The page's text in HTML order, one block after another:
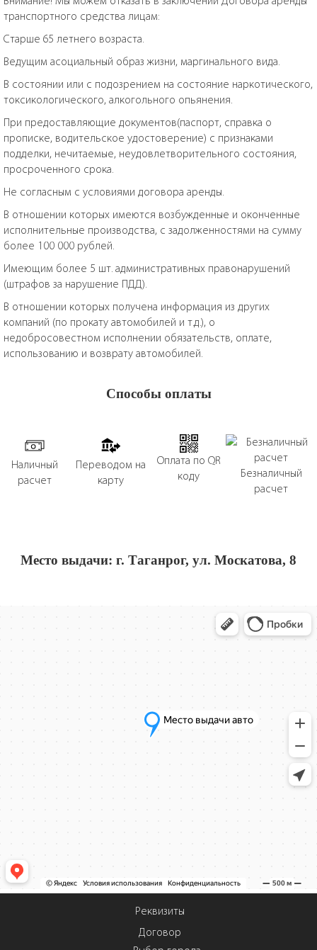
транспортного средства лицам:
Старше 65 летнего возраста.
Ведущим асоциальный образ жизни, маргинального вида.
В состоянии или с подозрением на состояние наркотического,
токсикологического, алкогольного опьянения.
При предоставляющие документов(паспорт, справка о
прописке, водительское удостоверение) с признаками
подделки, нечитаемые, неудовлетворительного состояния,
просроченного срока.
Не согласным с условиями договора аренды.
В отношении которых имеются возбужденные и оконченные
исполнительные производства, с задолженностями на сумму
более 100 000 рублей.
Имеющим более 5 шт. административных правонарушений
(штрафов за нарушение ПДД).
В отношении которых получена информация из других
компаний (по прокату автомобилей и т.д.), о
недобросовестном исполнении обязательств, оплате,
использованию и возврату автомобилей.
Способы оплаты
Наличный
расчет
Переводом на
карту
Оплата по QR
коду
Безналичный
расчет
Место выдачи: г. Таганрог, ул. Москатова, 8
Реквизиты
Договор